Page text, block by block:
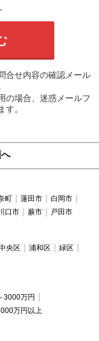
合せ内容の確認メール
の場合、迷惑メールフ
す。
町 蓮田市
白岡市
口市 蕨市 戸田市
央区 浦和区
緑区
3000万円
万円以上